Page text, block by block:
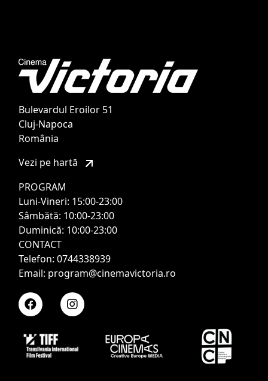
Bulevardul Eroilor 51
Cluj-Napoca
România
Vezi pe hartă
PROGRAM
Luni-Vineri: 15:00-23:00
Sâmbătă: 10:00-23:00
Duminică: 10:00-23:00
CONTACT
Telefon: 0744338939
Email: program@cinemavictoria.ro